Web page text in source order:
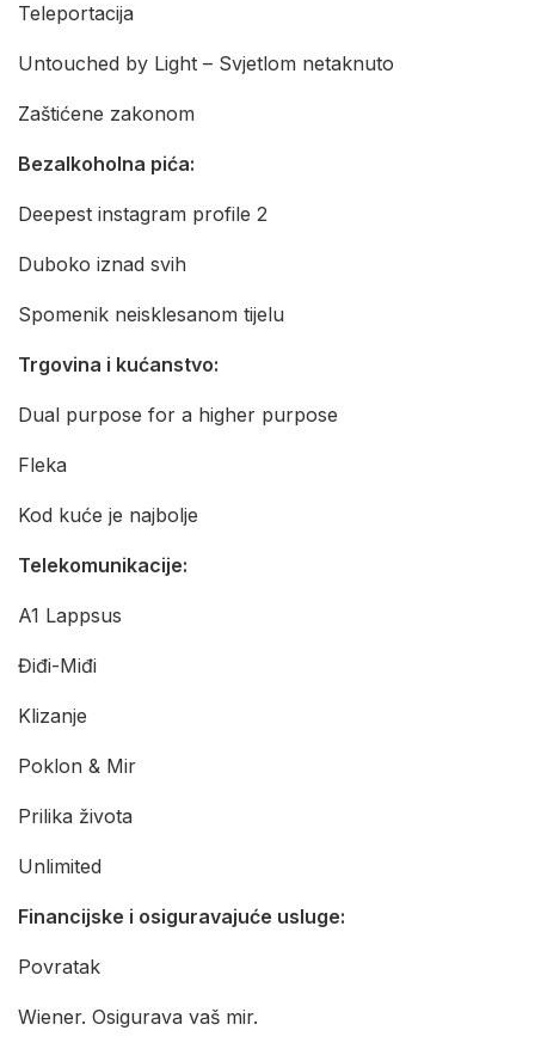
Teleportacija
Untouched by Light – Svjetlom netaknuto
Zaštićene zakonom
Bezalkoholna pića:
Deepest instagram profile 2
Duboko iznad svih
Spomenik neisklesanom tijelu
Trgovina i kućanstvo:
Dual purpose for a higher purpose
Fleka
Kod kuće je najbolje
Telekomunikacije:
A1 Lappsus
Điđi-Miđi
Klizanje
Poklon & Mir
Prilika života
Unlimited
Financijske i osiguravajuće usluge:
Povratak
Wiener. Osigurava vaš mir.